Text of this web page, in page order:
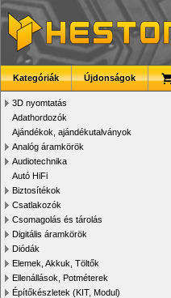
Kategóriák Újdonságok
3D nyomtatás
Adathordozók
Ajándékok, ajándékutalványok
Analóg áramkörök
Audiotechnika
Autó HiFi
Biztosítékok
Csatlakozók
Csomagolás és tárolás
Digitális áramkörök
Diódák
Elemek, Akkuk, Töltők
Ellenállások, Potméterek
Építőkészletek (KIT, Modul)